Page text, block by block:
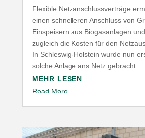
Flexible Netz­an­schluss­ver­träge
einen schnel­leren Anschluss von
Einspeisern aus Biogas­an­lagen
zugleich die Kosten für den
In Schleswig-​Holstein wurde nun
solche Anlage ans Netz gebracht.
MEHR LESEN
Read More